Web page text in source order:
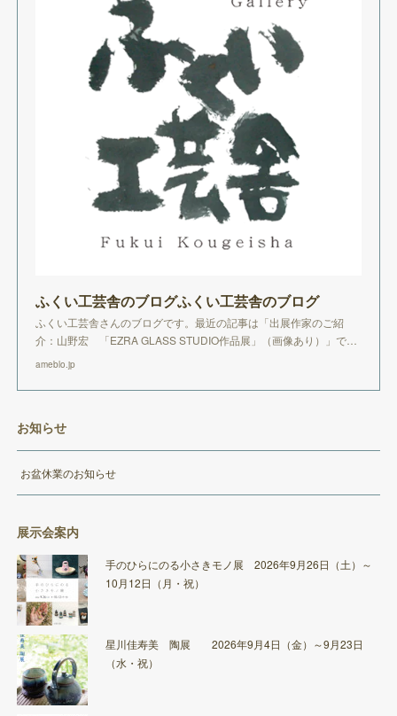
ふくい工芸舎のブログふくい工芸舎のブログ
ふくい工芸舎さんのブログです。最近の記事は「出展作家のご紹
介：山野宏 「EZRA GLASS STUDIO作品展」（画像あり）」で…
ameblo.jp
お知らせ
お盆休業のお知らせ
展示会案内
手のひらにのる小さきモノ展 2026年9月26日（土）～
10月12日（月・祝）
星川佳寿美 陶展 2026年9月4日（金）～9月23日
（水・祝）